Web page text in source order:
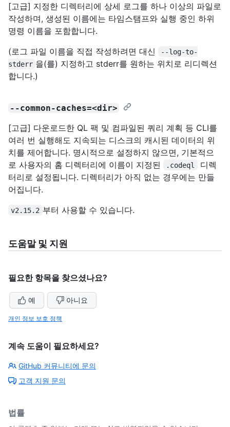
[고급] 지정한 디렉터리에 상세 로그를 하나 이상의 파일로
작성하며, 생성된 이름에는 타임스탬프와 실행 중인 하위
명령 이름을 포함합니다.
(로그 파일 이름을 직접 작성하려면 대신
--log-to-
stderr 을(를) 지정하고 stderr를 원하는 위치로 리디렉션
합니다.)
--common-caches=<dir>
[고급] 다운로드한 QL 팩 및 컴파일된 쿼리 계획 등 CLI를
여러 번 실행해도 지속되는 디스크의 캐시된 데이터의 위
치를 제어합니다. 명시적으로 설정하지 않으면, 기본적으
로 사용자의 홈 디렉터리에 이름이 지정된
.codeql
디렉
터리로 설정됩니다. 디렉터리가 아직 없는 경우에는 만들
어집니다.
v2.15.2 부터 사용할 수 있습니다.
도움말 및 지원
필요한 항목을 찾으셨나요?
예 아니요
개인 정보 보호 정책
계속 도움이 필요하세요?
GitHub 커뮤니티에 문의
고객 지원 문의
법률